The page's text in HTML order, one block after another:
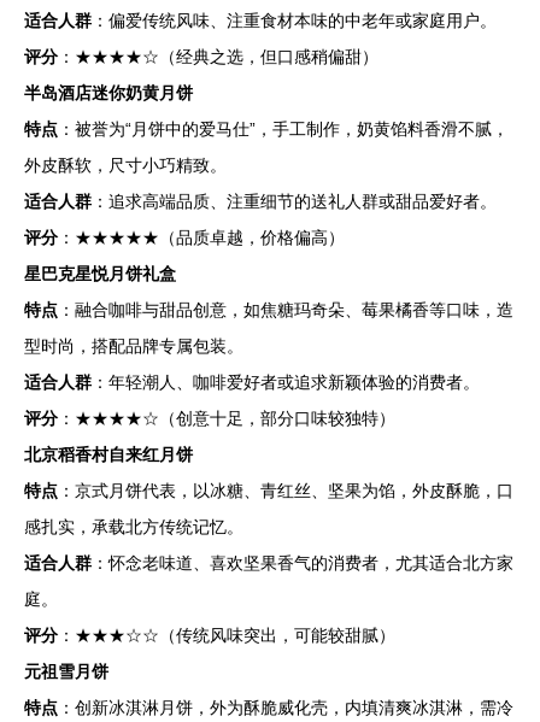
适合人群 ：偏爱传统风味、注重食材本味的中老年或家庭用户。
评分 ：★★★★☆（经典之选，但口感稍偏甜）
半岛酒店迷你奶黄月饼
特点 ：被誉为“月饼中的爱马仕”，手工制作，奶黄馅料香滑不腻，
外皮酥软，尺寸小巧精致。
适合人群 ：追求高端品质、注重细节的送礼人群或甜品爱好者。
评分 ：★★★★★（品质卓越，价格偏高）
星巴克星悦月饼礼盒
特点 ：融合咖啡与甜品创意，如焦糖玛奇朵、莓果橘香等口味，造
型时尚，搭配品牌专属包装。
适合人群 ：年轻潮人、咖啡爱好者或追求新颖体验的消费者。
评分 ：★★★★☆（创意十足，部分口味较独特）
北京稻香村自来红月饼
特点 ：京式月饼代表，以冰糖、青红丝、坚果为馅，外皮酥脆，口
感扎实，承载北方传统记忆。
适合人群 ：怀念老味道、喜欢坚果香气的消费者，尤其适合北方家
庭。
评分 ：★★★☆☆（传统风味突出，可能较甜腻）
元祖雪月饼
特点 ：创新冰淇淋月饼，外为酥脆威化壳，内填清爽冰淇淋，需冷